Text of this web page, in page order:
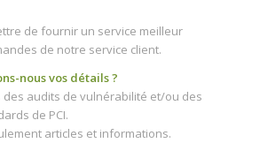
de fournir un service meilleur
de notre service client.
nous vos détails ?
des audits de vulnérabilité et/ou des
de PCI.
articles et informations.